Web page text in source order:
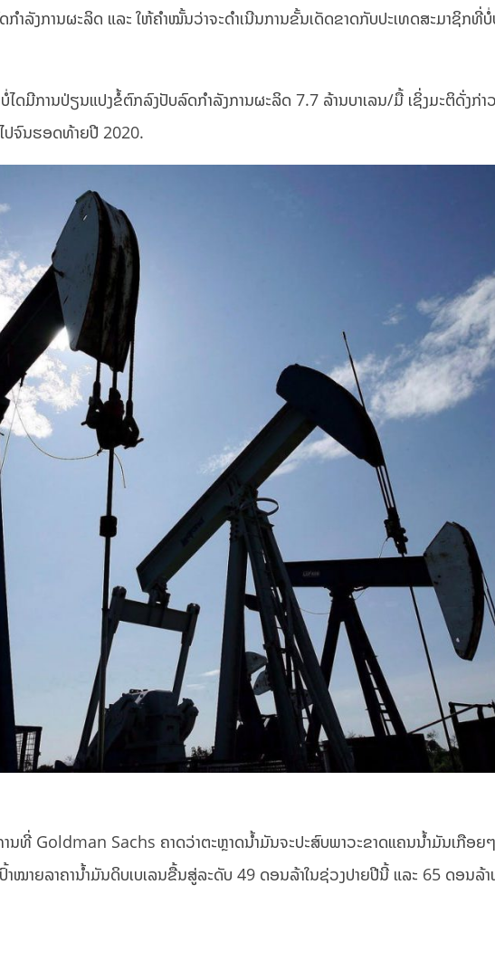
ຳລັງການຜະລິດ ແລະ ໃຫ້ຄຳໝັ້ນວ່າຈະດຳເນີນການຂັ້ນເດັດຂາດກັບປະເທດສະມາຊິກທີ່
ໄດມີການປ່ຽນແປງຂໍ້ຕົກລົງປັບລົດກຳລັງການຜະລິດ 7.7 ລ້ານບາເລນ/ມື້ ເຊິ່ງມະຕິດັ່ງກ່
ປຈົນຮອດທ້າຍປີ 2020.
ນທີ່ Goldman Sachs ຄາດວ່າຕະຫຼາດນ້ຳມັນຈະປະສົບພາວະຂາດແຄນນ້ຳມັນເກືອຍ
າໝາຍລາຄານ້ຳມັນດິບເບເລນຂື້ນສູ່ລະດັບ 49 ດອນລ້າໃນຊ່ວງປາຍປີນີ້ ແລະ 65 ດອນລ້າ